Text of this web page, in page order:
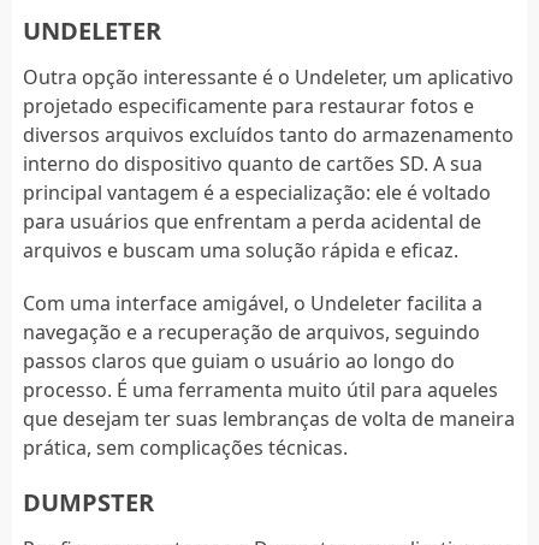
UNDELETER
Outra opção interessante é o Undeleter, um aplicativo
projetado especificamente para restaurar fotos e
diversos arquivos excluídos tanto do armazenamento
interno do dispositivo quanto de cartões SD. A sua
principal vantagem é a especialização: ele é voltado
para usuários que enfrentam a perda acidental de
arquivos e buscam uma solução rápida e eficaz.
Com uma interface amigável, o Undeleter facilita a
navegação e a recuperação de arquivos, seguindo
passos claros que guiam o usuário ao longo do
processo. É uma ferramenta muito útil para aqueles
que desejam ter suas lembranças de volta de maneira
prática, sem complicações técnicas.
DUMPSTER